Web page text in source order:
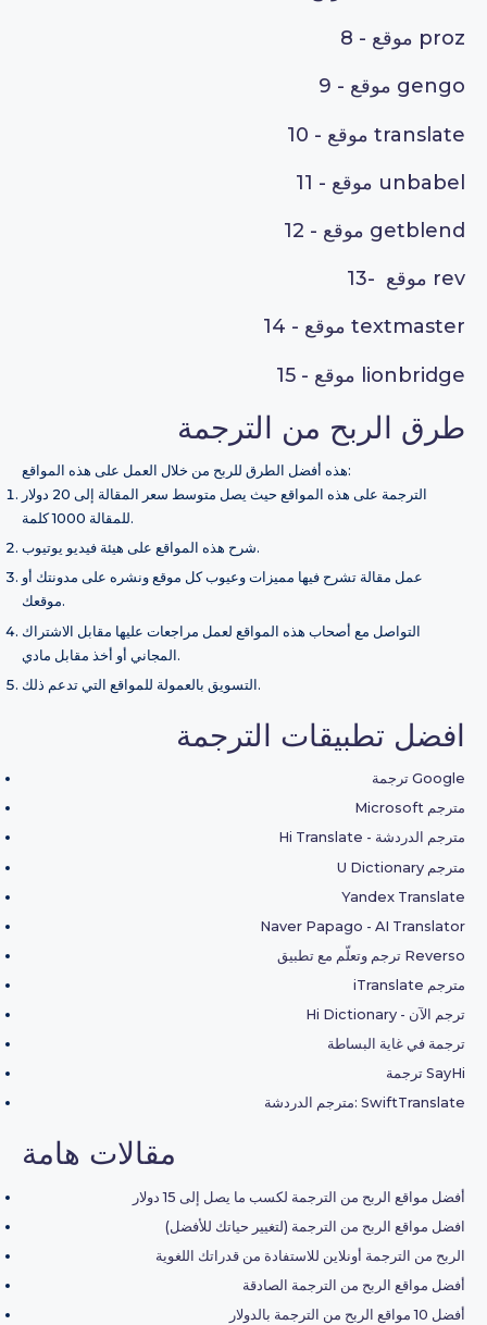
8 - موقع proz
9 - موقع gengo
10 - موقع translate
11 - موقع unbabel
12 - موقع getblend
13- موقع rev
14 - موقع textmaster
15 - موقع lionbridge
طرق الربح من الترجمة
هذه أفضل الطرق للربح من خلال العمل على هذه المواقع:
الترجمة على هذه المواقع حيث يصل متوسط سعر المقالة إلى 20 دولار
للمقالة 1000 كلمة.
شرح هذه المواقع على هيئة فيديو يوتيوب.
عمل مقالة تشرح فيها مميزات وعيوب كل موقع ونشره على مدونتك أو
موقعك.
التواصل مع أصحاب هذه المواقع لعمل مراجعات عليها مقابل الاشتراك
المجاني أو أخذ مقابل مادي.
التسويق بالعمولة للمواقع التي تدعم ذلك.
افضل تطبيقات الترجمة
ترجمة Google
Microsoft مترجم
Hi Translate - مترجم الدردشة
U Dictionary مترجم
Yandex Translate
Naver Papago - AI Translator
ترجم وتعلّم مع تطبيق Reverso
iTranslate مترجم
Hi Dictionary - ترجم الآن
ترجمة في غاية البساطة
ترجمة SayHi
مترجم الدردشة: SwiftTranslate
مقالات هامة
أفضل مواقع الربح من الترجمة لكسب ما يصل إلى 15 دولار
افضل مواقع الربح من الترجمة (لتغيير حياتك للأفضل)
الربح من الترجمة أونلاين للاستفادة من قدراتك اللغوية
أفضل مواقع الربح من الترجمة الصادقة
أفضل 10 مواقع الربح من الترجمة بالدولار